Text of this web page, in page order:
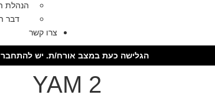
הנהלת
דבר
צרו קשר
הגלישה כעת במצב אורח/ת. יש להתחבר
YAM 2